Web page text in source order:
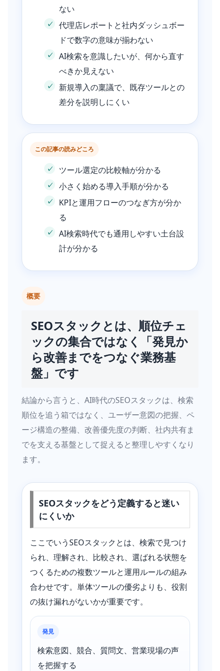
ない
代理店レポートと社内ダッシュボー
ドで数字の意味が揃わない
AI検索を意識したいが、何から直す
べきか見えない
新規導入の稟議で、既存ツールとの
差分を説明しにくい
この記事の読みどころ
ツール選定の比較軸が分かる
小さく始める導入手順が分かる
KPIと運用フローのつなぎ方が分か
る
AI検索時代でも通用しやすい土台設
計が分かる
概要
SEOスタックとは、順位チェ
ックの集合ではなく「発見か
ら改善までをつなぐ業務基
盤」です
結論から言うと、AI時代のSEOスタックは、検索
順位を追う箱ではなく、ユーザー意図の把握、ペ
ージ構造の整備、改善優先度の判断、社内共有ま
でを支える基盤として捉えると整理しやすくなり
ます。
SEOスタックをどう定義すると迷い
にくいか
ここでいうSEOスタックとは、検索で見つけ
られ、理解され、比較され、選ばれる状態を
つくるための複数ツールと運用ルールの組み
合わせです。単体ツールの優劣よりも、役割
の抜け漏れがないかが重要です。
発見
検索意図、競合、質問文、営業現場の声
を把握する